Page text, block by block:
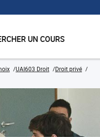
UN COURS
UAI603 Droit
Droit privé